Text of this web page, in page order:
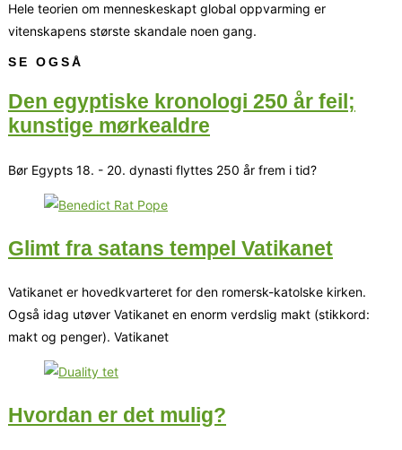
Hele teorien om menneskeskapt global oppvarming er
vitenskapens største skandale noen gang.
SE OGSÅ
Den egyptiske kronologi 250 år feil;
kunstige mørkealdre
Bør Egypts 18. - 20. dynasti flyttes 250 år frem i tid?
Glimt fra satans tempel Vatikanet
Vatikanet er hovedkvarteret for den romersk-katolske kirken.
Også idag utøver Vatikanet en enorm verdslig makt (stikkord:
makt og penger). Vatikanet
Hvordan er det mulig?